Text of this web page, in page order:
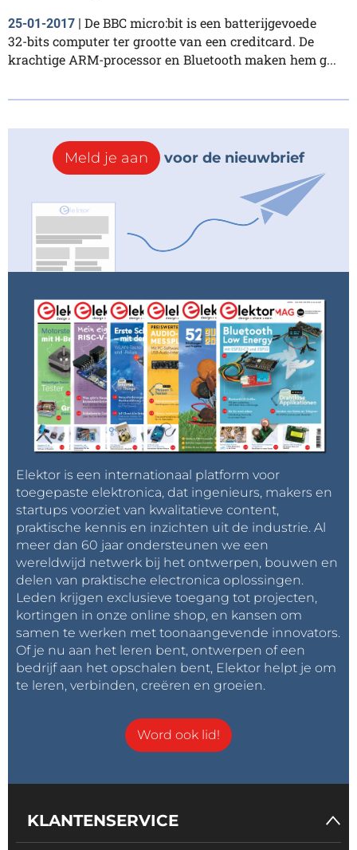
25-01-2017
De BBC micro:bit is een batterijgevoede
32-bits computer ter grootte van een creditcard. De
krachtige ARM-processor en Bluetooth maken hem g...
Meld je aan voor de nieuwbrief
Elektor is een internationaal platform voor
toegepaste elektronica, dat ingenieurs, makers en
startups voorziet van kwalitatieve content,
praktische kennis en inzichten uit de industrie. Al
meer dan 60 jaar ondersteunen we een
wereldwijd netwerk bij het ontwerpen, bouwen en
delen van praktische electronica oplossingen.
Leden krijgen exclusieve toegang tot projecten,
kortingen in onze online shop, en kansen om
samen te werken met toonaangevende innovators.
Of je nu aan het leren bent, ontwerpen of een
bedrijf aan het opschalen bent, Elektor helpt je om
te leren, verbinden, creëren en groeien.
Word ook lid!
KLANTENSERVICE